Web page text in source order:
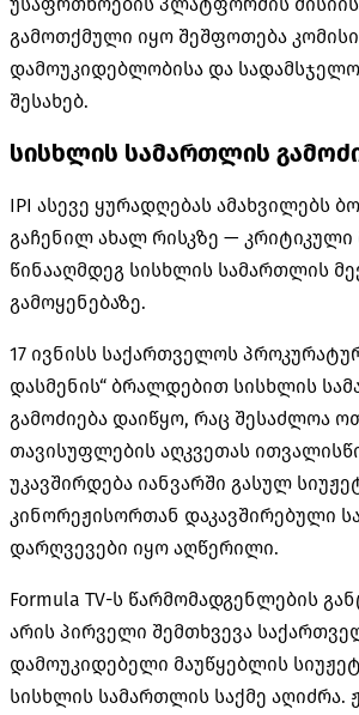
გამოთქმული იყო შეშფოთება
დამოუკიდებლობისა და
შესახებ.
სისხლის სამართლის
IPI ასევე ყურადღებას ამახვილებს
გაჩენილ ახალ რისკზე — კრიტიკული
წინააღმდეგ სისხლის სამართლის
გამოყენებაზე.
17 ივნისს საქართველოს
დასმენის“ ბრალდებით სისხლის
გამოძიება დაიწყო, რაც შესაძლოა
თავისუფლების აღკვეთას
უკავშირდება იანვარში გასულ
კინორეჟისორთან დაკავშირებული
დარღვევები იყო აღწერილი.
Formula TV-ს წარმომადგენლების
არის პირველი შემთხვევა
დამოუკიდებელი მაუწყებლის
სისხლის სამართლის საქმე აღიძრა.